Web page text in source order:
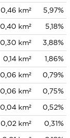
0,46 km²
5,97%
0,40 km²
5,18%
0,30 km²
3,88%
0,14 km²
1,86%
0,06 km²
0,79%
0,06 km²
0,75%
0,04 km²
0,52%
0,02 km²
0,31%